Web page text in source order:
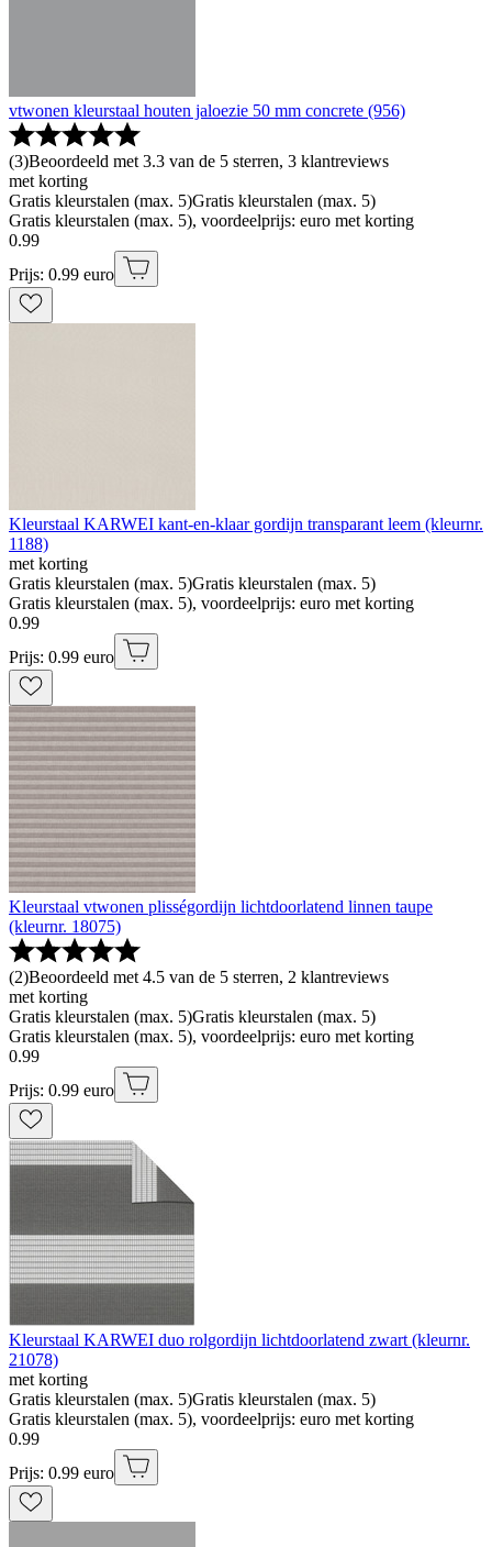
vtwonen kleurstaal houten jaloezie 50 mm concrete (956)
(3)Beoordeeld met 3.3 van de 5 sterren, 3 klantreviews
met korting
Gratis kleurstalen (max. 5)Gratis kleurstalen (max. 5)
Gratis kleurstalen (max. 5), voordeelprijs: euro met korting
0.99
Prijs: 0.99 euro
Kleurstaal KARWEI kant-en-klaar gordijn transparant leem (kleurnr.
1188)
met korting
Gratis kleurstalen (max. 5)Gratis kleurstalen (max. 5)
Gratis kleurstalen (max. 5), voordeelprijs: euro met korting
0.99
Prijs: 0.99 euro
Kleurstaal vtwonen plisségordijn lichtdoorlatend linnen taupe
(kleurnr. 18075)
(2)Beoordeeld met 4.5 van de 5 sterren, 2 klantreviews
met korting
Gratis kleurstalen (max. 5)Gratis kleurstalen (max. 5)
Gratis kleurstalen (max. 5), voordeelprijs: euro met korting
0.99
Prijs: 0.99 euro
Kleurstaal KARWEI duo rolgordijn lichtdoorlatend zwart (kleurnr.
21078)
met korting
Gratis kleurstalen (max. 5)Gratis kleurstalen (max. 5)
Gratis kleurstalen (max. 5), voordeelprijs: euro met korting
0.99
Prijs: 0.99 euro